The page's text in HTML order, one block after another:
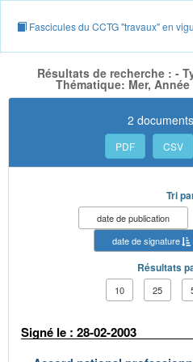
Fascicules du CCTG "travaux" en
Résultats de recherche : -
Thématique: Mer,
2
PDF CSV
Tri
date de publication
date de signature
Résultats
10 25
Signé le : 28-02-2003